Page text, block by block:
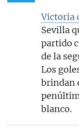
Victoria
Sevilla
partido
de la
Los
brindan
blanco.